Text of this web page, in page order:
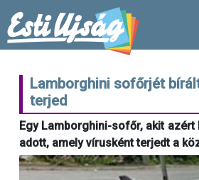
Lamborghini sofőrjét
terjed
Egy Lamborghini-sofőr, akit
adott, amely vírusként terjedt a